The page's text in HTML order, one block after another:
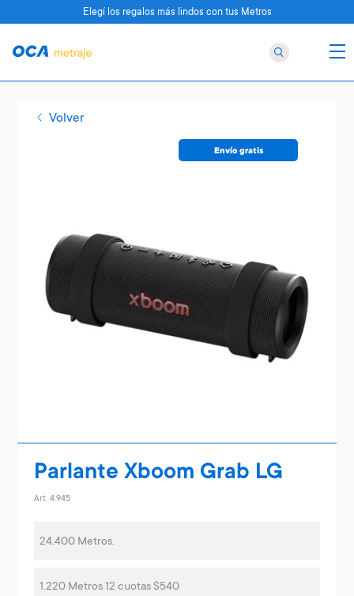
Volver
Envío gratis
Parlante Xboom Grab LG
Art. 4.945
24.400 Metros.
1.220 Metros 12 cuotas $540
Elegí los regalos más lindos con tus Metros